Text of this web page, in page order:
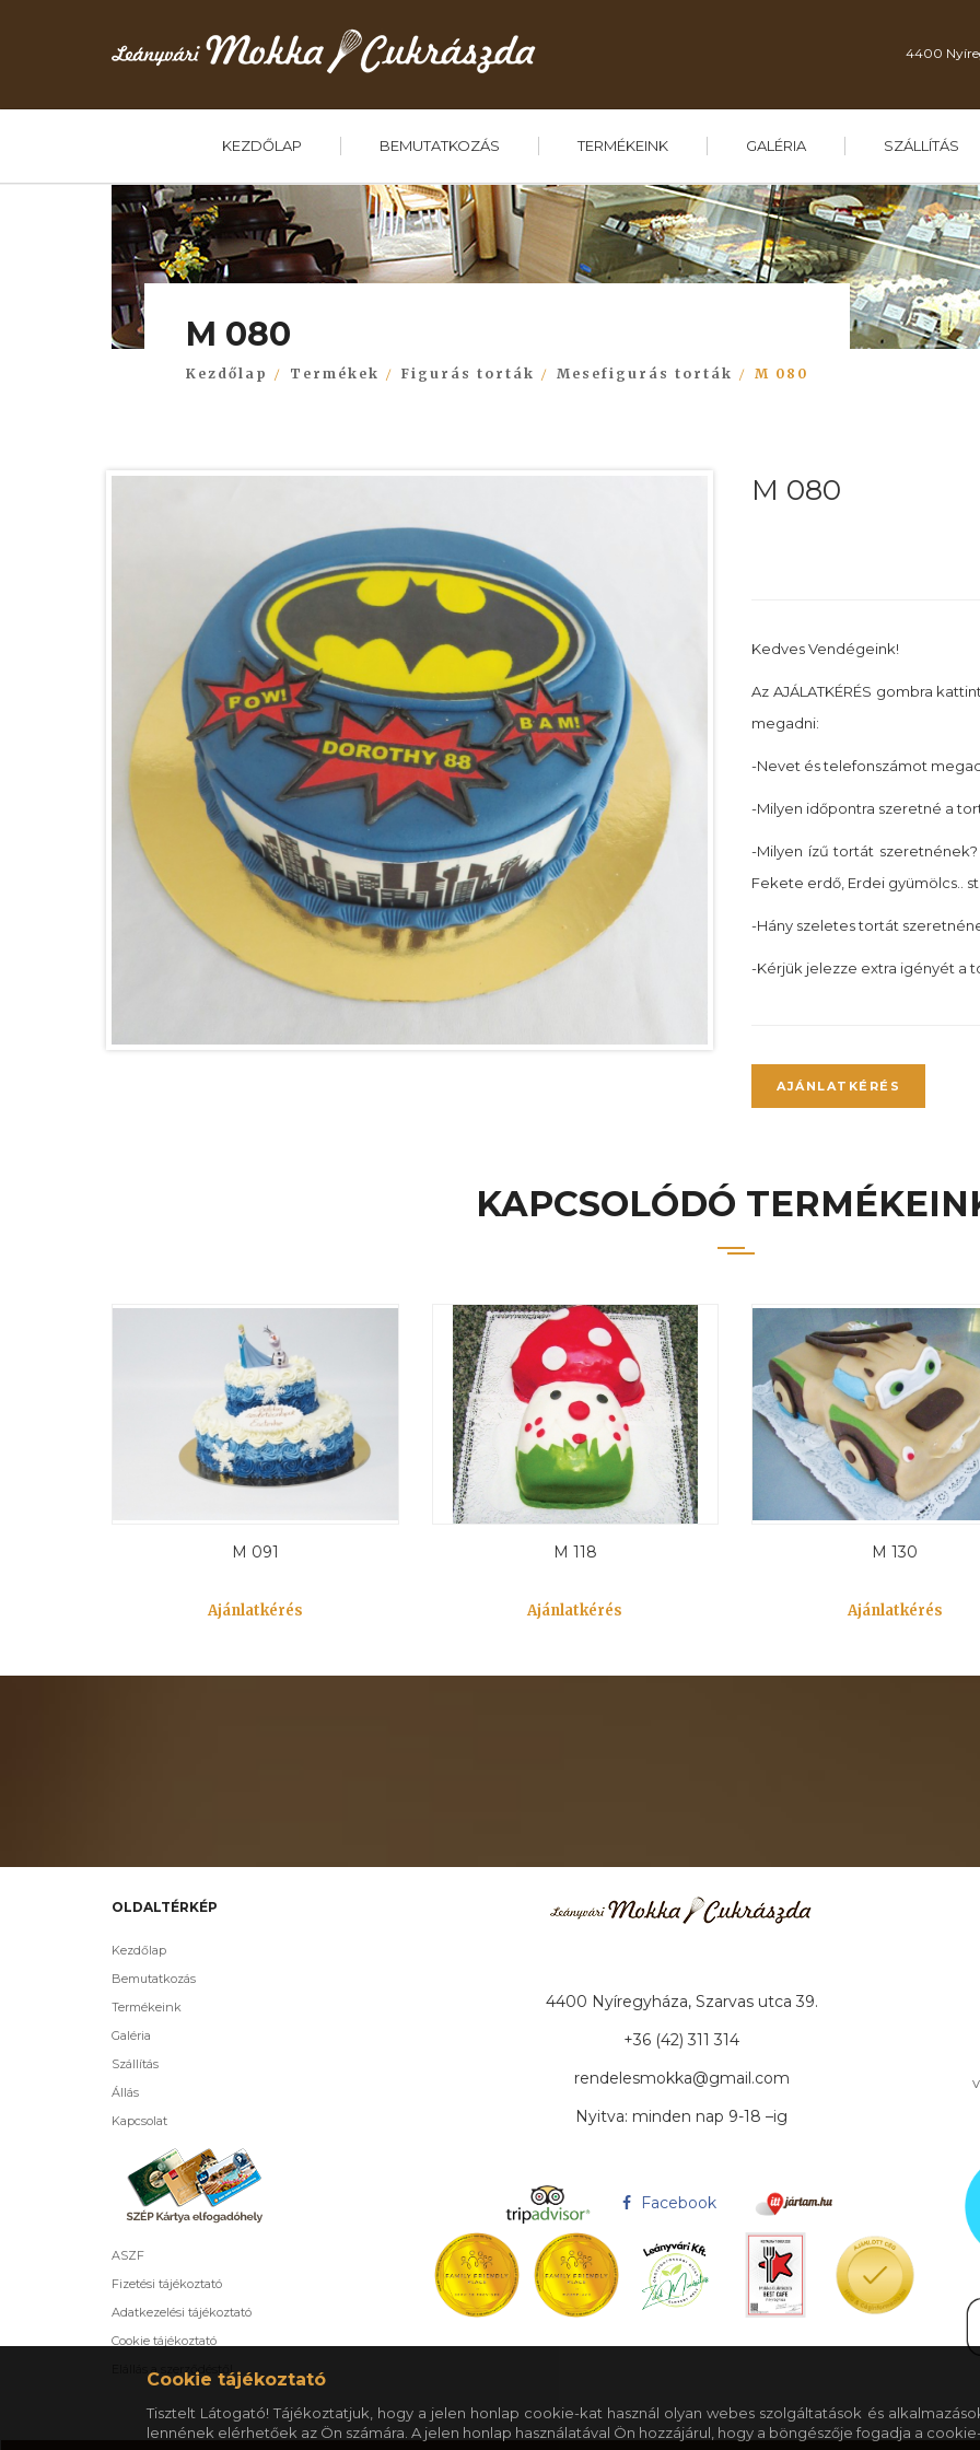
4400
KEZDŐLAP BEMUTATKOZÁS TERMÉKEINK GALÉRIA SZÁLLÍTÁS
M 080
Kezdőlap Termékek Figurás torták Mesefigurás torták M 080
M 080
Kedves Vendégeink!
Az AJÁLATKÉRÉS gombra
megadni:
-Nevet és telefonszámot
-Milyen időpontra szeretné a
-Milyen ízű tortát szeretnének?
Fekete erdő, Erdei gyümölcs..
-Hány szeletes tortát
-Kérjük jelezze extra igényét a
AJÁNLATKÉRÉS
KAPCSOLÓDÓ
M 091
Ajánlatkérés
M 118
Ajánlatkérés
M 130
Ajánlatkérés
OLDALTÉRKÉP
Kezdőlap
Bemutatkozás
Termékeink
Galéria
Szállítás
Állás
Kapcsolat
ASZF
Fizetési tájékoztató
Adatkezelési tájékoztató
Cookie tájékoztató
Elállás a szerződéstől
4400 Nyíregyháza, Szarvas utca 39.
+36 (42) 311 314
rendelesmokka@gmail.com
Nyitva: minden nap 9-18 –ig
Facebook
Cookie tájékoztató
Tisztelt Látogató! Tájékoztatjuk, hogy a jelen honlap cookie-kat használ olyan webes szolgáltatások és
lennének elérhetőek az Ön számára. A jelen honlap használatával Ön hozzájárul, hogy a böngészője fogadja a